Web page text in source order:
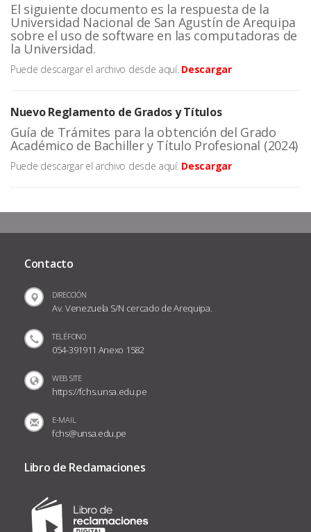
El siguiente documento es la respuesta de la
Universidad Nacional de San Agustín de Arequipa
sobre el uso de software en las computadoras de
la Universidad.
Puede descargar el archivo desde aquí. Descargar
Nuevo Reglamento de Grados y Títulos
Guía de Trámites para la obtención del Grado
Académico de Bachiller y Título Profesional (2024)
Puede descargar el archivo desde aquí. Descargar
Contacto
DIRECCIÓN
Av. Venezuela S/N cercado de Arequipa.
TELÉFONO
054-391911 Anexo 1582
WEB SITE
https://fchs.unsa.edu.pe
E-MAIL
fchs@unsa.edu.pe
Libro de Reclamaciones